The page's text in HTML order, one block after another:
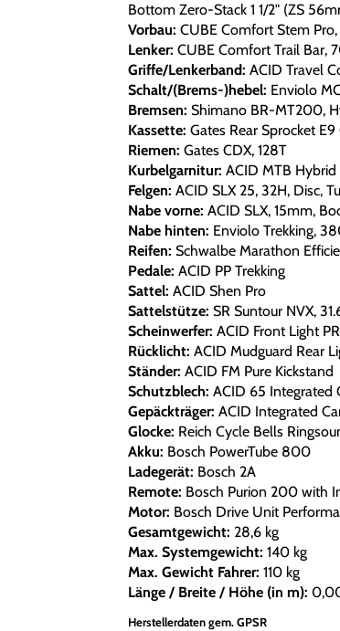
Bottom Zero-Stack 1 1/2" (ZS
Vorbau: CUBE Comfort Stem
Lenker: CUBE Comfort Trail Bar,
Griffe/Lenkerband: ACID Travel
Schalt/(Brems-)hebel: Enviolo
Bremsen: Shimano BR-MT200,
Kassette: Gates Rear Sprocket E9
Riemen: Gates CDX, 128T
Kurbelgarnitur: ACID MTB
Felgen: ACID SLX 25, 32H, Disc,
Nabe vorne: ACID SLX, 15mm,
Nabe hinten: Enviolo Trekking,
Reifen: Schwalbe Marathon
Pedale: ACID PP Trekking
Sattel: ACID Shen Pro
Sattelstütze: SR Suntour NVX,
Scheinwerfer: ACID Front Light
Rücklicht: ACID Mudguard Rear
Ständer: ACID FM Pure Kickstand
Schutzblech: ACID 65 Integrated
Gepäckträger: ACID Integrated
Glocke: Reich Cycle Bells
Akku: Bosch PowerTube 800
Ladegerät: Bosch 2A
Remote: Bosch Purion 200 with
Motor: Bosch Drive Unit
Gesamtgewicht: 28,6 kg
Max. Systemgewicht: 140 kg
Max. Gewicht Fahrer: 110 kg
Länge / Breite / Höhe (in m):
Herstellerdaten gem. GPSR